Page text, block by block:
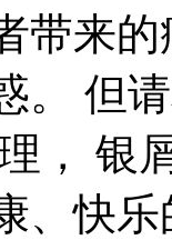
带来
。 但
， 银
、快